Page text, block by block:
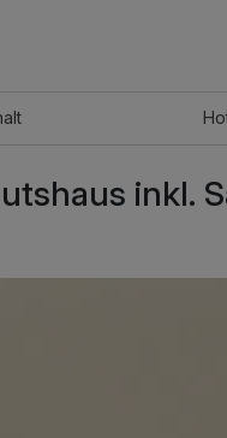
inkl.